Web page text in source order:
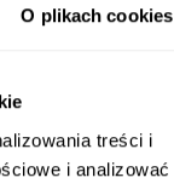
O plikach cookies
treści i
i analizować